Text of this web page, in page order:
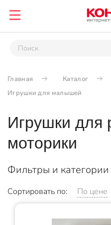
Главная Каталог
Игрушки для малышей
Игрушки для
моторики
Фильтры и категории
Сортировать по: По цене